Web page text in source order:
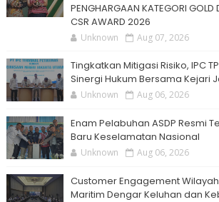
PENGHARGAAN KATEGORI
CSR AWARD 2026
Unknown Aug 07, 2026
Tingkatkan Mitigasi Risiko, IPC
Sinergi Hukum Bersama Kejari
Unknown Aug 06, 2026
Enam Pelabuhan ASDP Resmi
Baru Keselamatan Nasional
Unknown Aug 06, 2026
Customer Engagement
Maritim Dengar Keluhan dan